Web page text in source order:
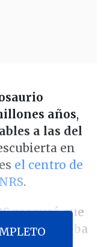
años,
a las del
en
el centro de
.
aseguró que
prueba